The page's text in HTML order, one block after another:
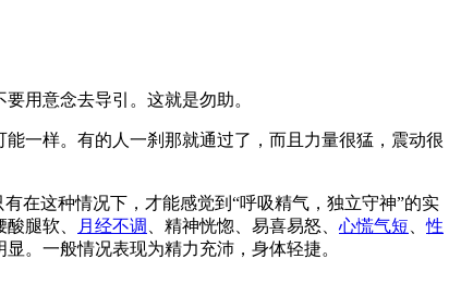
用意念去导引。这就是勿助。
一样。有的人一刹那就通过了，而且力量很猛，震动很
有在这种情况下，才能感觉到“呼吸精气，独立守神”的实
酸腿软、 月经不调 、精神恍惚、易喜易怒、 心慌气短 、性
。一般情况表现为精力充沛，身体轻捷。